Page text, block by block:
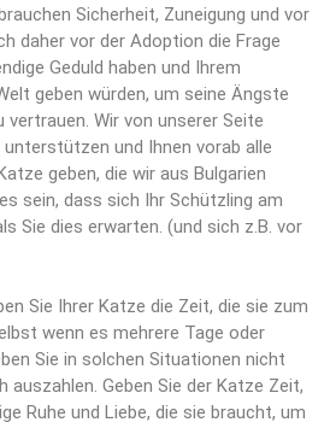
Sicherheit, Zuneigung und vor
daher vor der Adoption die Frage
Geduld haben und Ihrem
geben würden, um seine Ängste
vertrauen. Wir von unserer Seite
unterstützen und Ihnen vorab alle
geben, die wir aus Bulgarien
sein, dass sich Ihr Schützling am
Sie dies erwarten. (und sich z.B. vor
Sie Ihrer Katze die Zeit, die sie zum
wenn es mehrere Tage oder
Sie in solchen Situationen nicht
auszahlen. Geben Sie der Katze Zeit,
Ruhe und Liebe, die sie braucht, um